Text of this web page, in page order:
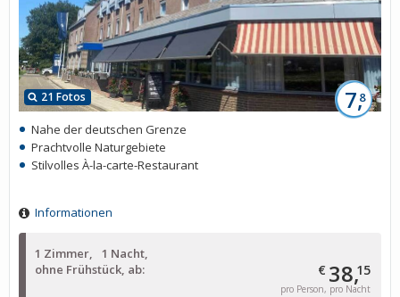
1 Zimmer
1 Nacht
ohne Frühstück, ab:
€ 38,15
pro Person, pro Nacht
21 Fotos 7,8
Nahe der deutschen Grenze
Prachtvolle Naturgebiete
Stilvolles À-la-carte-Restaurant
Informationen